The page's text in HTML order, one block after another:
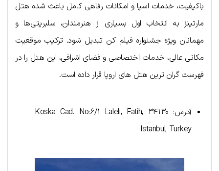
باکیفیت، خدمات اسپا و امکانات رفاهی کامل باعث شده هتل
مارتینز به انتخاب اول بسیاری از هنرمندان، سلبریتی‌ها و
مهمانان ویژه جشنواره فیلم کن تبدیل شود. ترکیب موقعیت
مکانی عالی، خدمات اختصاصی و فضای اشرافی، این هتل را در
فهرست گران‌ ترین هتل‌ های اروپا قرار داده است.
آدرس: Koska Cad. No:6/1 Laleli, Fatih, 34130
Istanbul, Turkey